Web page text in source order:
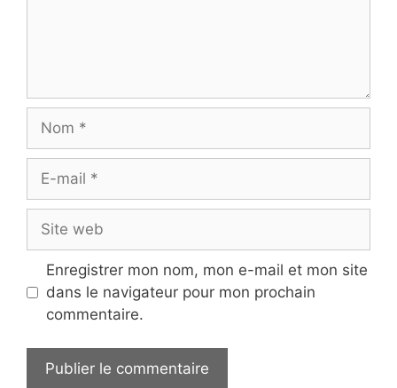
mail
web
Enregistrer mon nom, mon e-mail et mon site
dans le navigateur pour mon prochain
commentaire.